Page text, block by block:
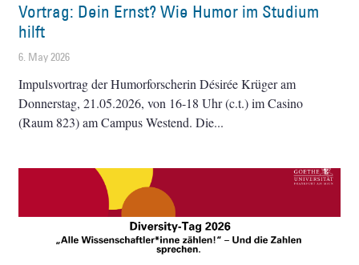
Vortrag: Dein Ernst? Wie Humor im Studium
hilft
6. May 2026
Impulsvortrag der Humorforscherin Désirée Krüger am
Donnerstag, 21.05.2026, von 16-18 Uhr (c.t.) im Casino
(Raum 823) am Campus Westend. Die